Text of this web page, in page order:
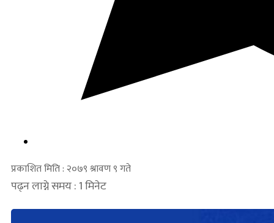
प्रकाशित मिति : २०७९ श्रावण ९ गते
पढ्न लाग्ने समय : 1 मिनेट